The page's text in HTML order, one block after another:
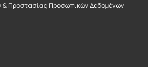
& Προστασίας Προσωπικών Δεδομένων